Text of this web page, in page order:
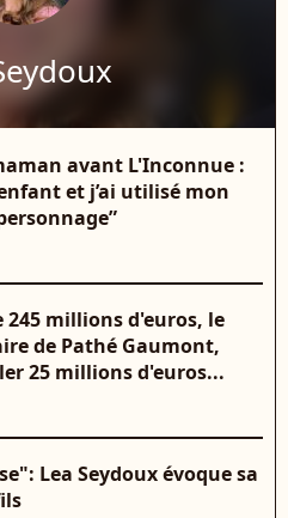
avant L'Inconnue :
et j’ai utilisé mon
millions d'euros, le
de Pathé Gaumont,
25 millions d'euros...
Lea Seydoux évoque sa